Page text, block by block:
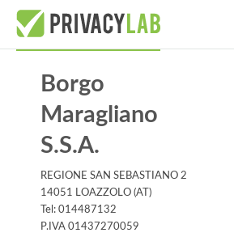
Borgo
Maragliano
S.S.A.
REGIONE SAN SEBASTIANO 2
14051 LOAZZOLO (AT)
Tel: 014487132
P.IVA 01437270059